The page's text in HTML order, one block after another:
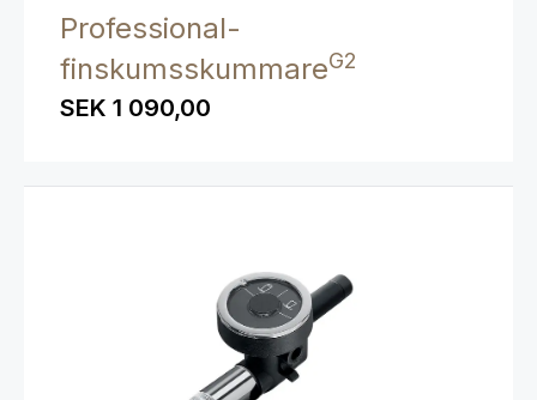
Professional-
finskumsskummareG2
SEK 1 090,00